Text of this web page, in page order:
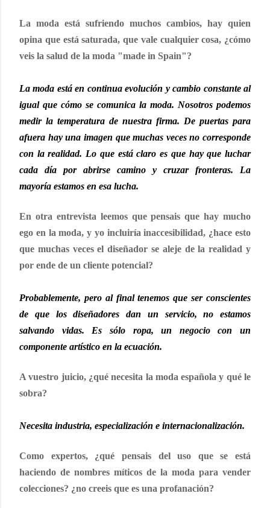
La moda está sufriendo muchos cambios, hay quien
opina que está saturada, que vale cualquier cosa, ¿cómo
veis la salud de la moda "made in Spain"?
La moda está en continua evolución y cambio constante al
igual que cómo se comunica la moda. Nosotros podemos
medir la temperatura de nuestra firma. De puertas para
afuera hay una imagen que muchas veces no corresponde
con la realidad. Lo que está claro es que hay que luchar
cada día por abrirse camino y cruzar fronteras. La
mayoría estamos en esa lucha.
En otra entrevista leemos que pensais que hay mucho
ego en la moda, y yo incluiría inaccesibilidad, ¿hace esto
que muchas veces el diseñador se aleje de la realidad y
por ende de un cliente potencial?
Probablemente, pero al final tenemos que ser conscientes
de que los diseñadores dan un servicio, no estamos
salvando vidas. Es sólo ropa, un negocio con un
componente artístico en la ecuación.
A vuestro juicio, ¿qué necesita la moda española y qué le
sobra?
Necesita industria, especialización e internacionalización.
Como expertos, ¿qué pensais del uso que se está
haciendo de nombres míticos de la moda para vender
colecciones? ¿no creeis que es una profanación?